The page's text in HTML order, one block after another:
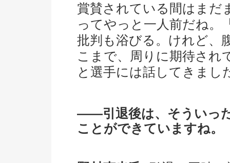
賞賛されている間はまだ
ってやっと一人前だね。
批判も浴びる。けれど、
こまで、周りに期待され
と選手には話してきまし
――引退後は、そういっ
ことができていますね。